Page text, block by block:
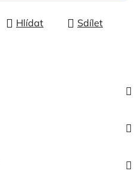
Hlídat Sdílet